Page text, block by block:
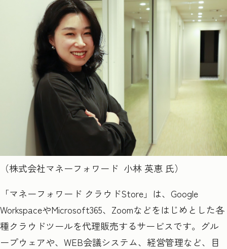
（株式会社マネーフォワード 小林 英恵 氏）
「マネーフォワード クラウドStore」は、Google
WorkspaceやMicrosoft365、Zoomなどをはじめとした各
種クラウドツールを代理販売するサービスです。グル
ープウェアや、WEB会議システム、経営管理など、目